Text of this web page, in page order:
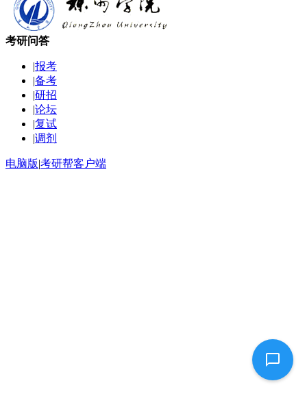
考研问答
|报考
|备考
|研招
|论坛
|复试
|调剂
电脑版|考研帮客户端